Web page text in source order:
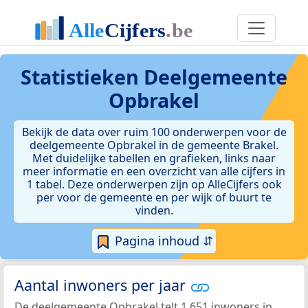
Statistieken Deelgemeente
Opbrakel
Bekijk de data over ruim 100 onderwerpen voor de
deelgemeente Opbrakel in de gemeente Brakel.
Met duidelijke tabellen en grafieken, links naar
meer informatie en een overzicht van alle cijfers in
1 tabel. Deze onderwerpen zijn op AlleCijfers ook
per voor de gemeente en per wijk of buurt te
vinden.
Pagina inhoud ⇵
Aantal inwoners per jaar